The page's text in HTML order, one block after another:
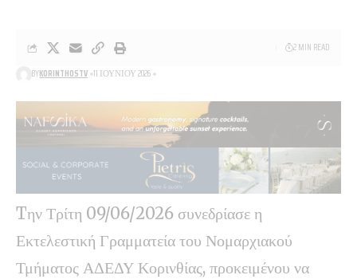
BYKORINTHOSTV 11 ΙΟΥΝΊΟΥ 2026
2 MIN READ
Tην Τρίτη 09/06/2026 συνεδρίασε η
Εκτελεστική Γραμματεία του Νομαρχιακού
Τμήματος ΑΔΕΔΥ Κορινθίας, προκειμένου να